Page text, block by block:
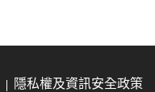
隱私權及資訊安全政策